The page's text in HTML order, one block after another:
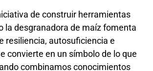
de construir herramientas
la desgranadora de maíz fomenta
resiliencia, autosuficiencia e
convierte en un símbolo de lo que
combinamos conocimientos